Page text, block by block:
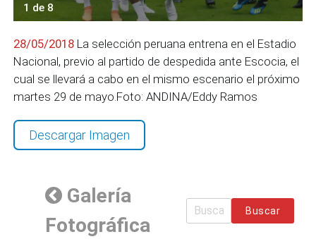
1 de 8
28/05/2018 La selección peruana entrena en el Estadio
Nacional, previo al partido de despedida ante Escocia, el
cual se llevará a cabo en el mismo escenario el próximo
martes 29 de mayo.Foto: ANDINA/Eddy Ramos
Descargar Imagen
Galería
Fotográfica
Buscar